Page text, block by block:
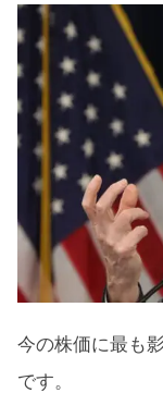
今の株価に最も
です。